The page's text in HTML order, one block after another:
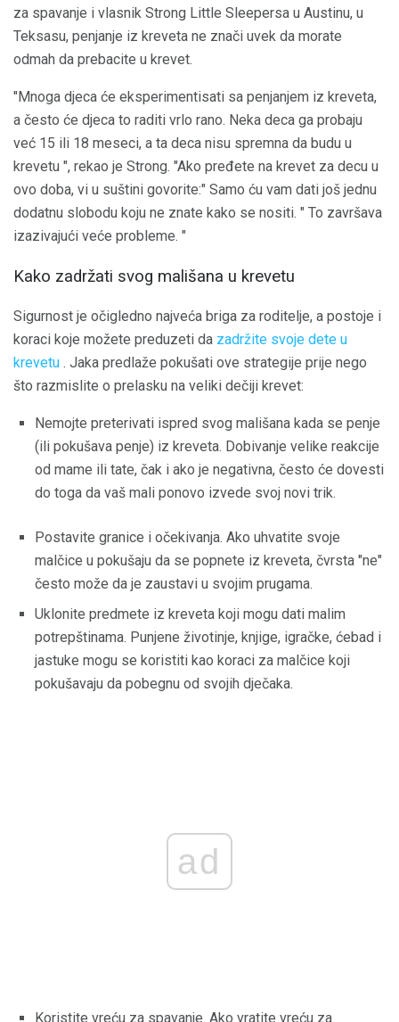
za spavanje i vlasnik Strong Little Sleepersa u Austinu, u
Teksasu, penjanje iz kreveta ne znači uvek da morate
odmah da prebacite u krevet.
"Mnoga djeca će eksperimentisati sa penjanjem iz kreveta,
a često će djeca to raditi vrlo rano. Neka deca ga probaju
već 15 ili 18 meseci, a ta deca nisu spremna da budu u
krevetu ", rekao je Strong. "Ako pređete na krevet za decu u
ovo doba, vi u suštini govorite:" Samo ću vam dati još jednu
dodatnu slobodu koju ne znate kako se nositi. " To završava
izazivajući veće probleme. "
Kako zadržati svog mališana u krevetu
Sigurnost je očigledno najveća briga za roditelje, a postoje i
koraci koje možete preduzeti da zadržite svoje dete u
krevetu . Jaka predlaže pokušati ove strategije prije nego
što razmislite o prelasku na veliki dečiji krevet:
Nemojte preterivati ​​ispred svog mališana kada se penje
(ili pokušava penje) iz kreveta. Dobivanje velike reakcije
od mame ili tate, čak i ako je negativna, često će dovesti
do toga da vaš mali ponovo izvede svoj novi trik.
Postavite granice i očekivanja. Ako uhvatite svoje
malčice u pokušaju da se popnete iz kreveta, čvrsta "ne"
često može da je zaustavi u svojim prugama.
Uklonite predmete iz kreveta koji mogu dati malim
potrepštinama. Punjene životinje, knjige, igračke, ćebad i
jastuke mogu se koristiti kao koraci za malčice koji
pokušavaju da pobegnu od svojih dječaka.
ad
Koristite vreću za spavanje. Ako vratite vreću za